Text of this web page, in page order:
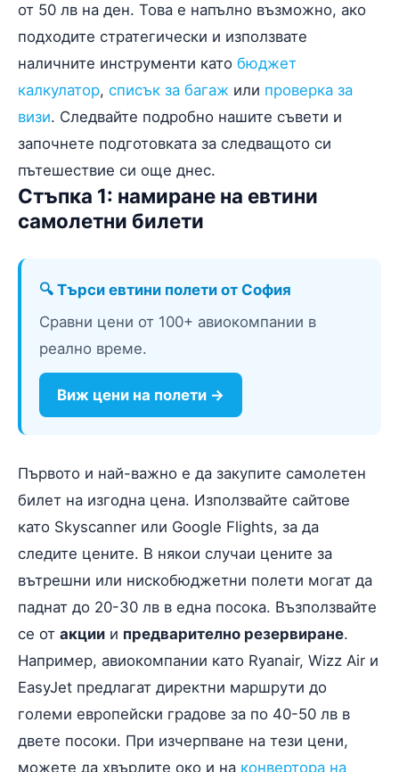
от 50 лв на ден. Това е напълно възможно, ако
подходите стратегически и използвате
наличните инструменти като бюджет
калкулатор, списък за багаж или проверка за
визи. Следвайте подробно нашите съвети и
започнете подготовката за следващото си
пътешествие си още днес.
Стъпка 1: намиране на евтини
самолетни билети
🔍 Търси евтини полети от София
Сравни цени от 100+ авиокомпании в
реално време.
Виж цени на полети →
Първото и най-важно е да закупите самолетен
билет на изгодна цена. Използвайте сайтове
като Skyscanner или Google Flights, за да
следите цените. В някои случаи цените за
вътрешни или нискобюджетни полети могат да
паднат до 20-30 лв в една посока. Възползвайте
се от акции и предварително резервиране.
Например, авиокомпании като Ryanair, Wizz Air и
EasyJet предлагат директни маршрути до
големи европейски градове за по 40-50 лв в
двете посоки. При изчерпване на тези цени,
можете да хвърлите око и на конвертора на